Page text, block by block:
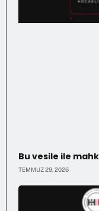
Bu vesile ile
TEMMUZ 29, 2026